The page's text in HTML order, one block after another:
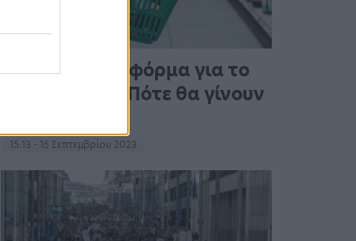
Άνοιξε η πλατφόρμα για το
Market Pass – Πότε θα γίνουν
15:13 - 15 Σεπτεμβρίου 2023